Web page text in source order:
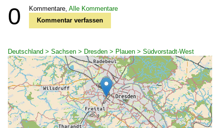
0 Kommentare, Alle Kommentare
Kommentar verfassen
Deutschland > Sachsen > Dresden > Plauen > Südvorstadt-West